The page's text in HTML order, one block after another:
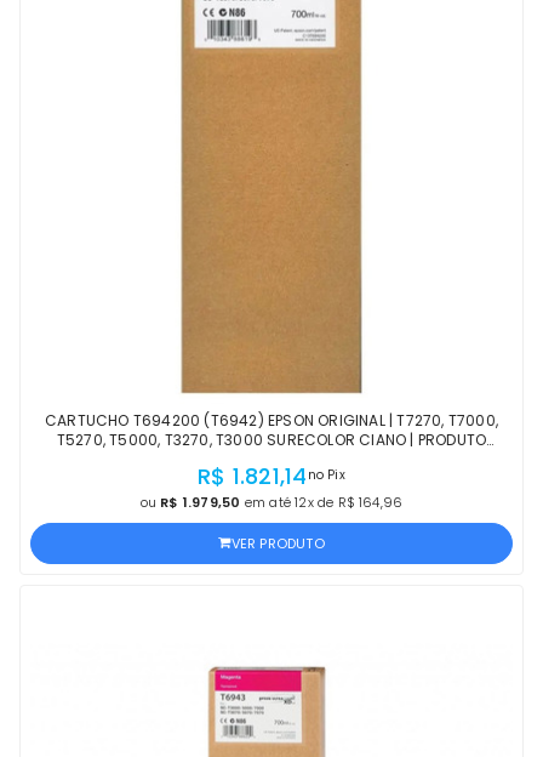
CARTUCHO T694200 (T6942) EPSON ORIGINAL | T7270, T7000,
T5270, T5000, T3270, T3000 SURECOLOR CIANO | PRODUTO
R$ 1.821,14 no Pix
ou R$ 1.979,50 em até 12x de R$ 164,96
VER PRODUTO